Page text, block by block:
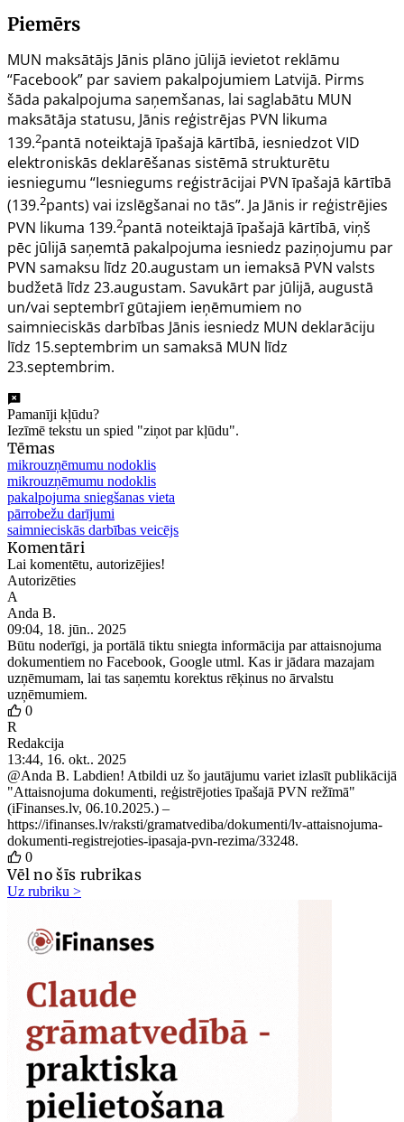
Piemērs
MUN maksātājs Jānis plāno jūlijā ievietot reklāmu
“Facebook” par saviem pakalpojumiem Latvijā. Pirms
šāda pakalpojuma saņemšanas, lai saglabātu MUN
maksātāja statusu, Jānis reģistrējas PVN likuma
139.2pantā noteiktajā īpašajā kārtībā, iesniedzot VID
elektroniskās deklarēšanas sistēmā strukturētu
iesniegumu “Iesniegums reģistrācijai PVN īpašajā kārtībā
(139.2pants) vai izslēgšanai no tās”. Ja Jānis ir reģistrējies
PVN likuma 139.2pantā noteiktajā īpašajā kārtībā, viņš
pēc jūlijā saņemtā pakalpojuma iesniedz paziņojumu par
PVN samaksu līdz 20.augustam un iemaksā PVN valsts
budžetā līdz 23.augustam. Savukārt par jūlijā, augustā
un/vai septembrī gūtajiem ieņēmumiem no
saimnieciskās darbības Jānis iesniedz MUN deklarāciju
līdz 15.septembrim un samaksā MUN līdz
23.septembrim.
Pamanīji kļūdu?
Iezīmē tekstu un spied "ziņot par kļūdu".
Tēmas
mikrouzņēmumu nodoklis
mikrouzņēmumu nodoklis
pakalpojuma sniegšanas vieta
pārrobežu darījumi
saimnieciskās darbības veicējs
Komentāri
Lai komentētu, autorizējies!
Autorizēties
A
Anda B.
09:04, 18. jūn.. 2025
Būtu noderīgi, ja portālā tiktu sniegta informācija par attaisnojuma
dokumentiem no Facebook, Google utml. Kas ir jādara mazajam
uzņēmumam, lai tas saņemtu korektus rēķinus no ārvalstu
uzņēmumiem.
0
R
Redakcija
13:44, 16. okt.. 2025
@Anda B. Labdien! Atbildi uz šo jautājumu variet izlasīt publikācijā
"Attaisnojuma dokumenti, reģistrējoties īpašajā PVN režīmā"
(iFinanses.lv, 06.10.2025.) –
https://ifinanses.lv/raksti/gramatvediba/dokumenti/lv-attaisnojuma-
dokumenti-registrejoties-ipasaja-pvn-rezima/33248.
0
Vēl no šīs rubrikas
Uz rubriku >